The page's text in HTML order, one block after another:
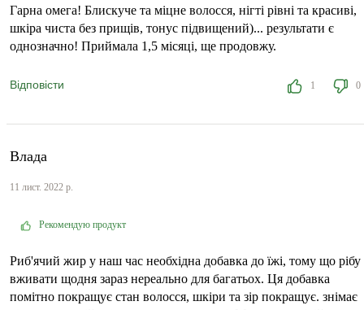
Гарна омега! Блискуче та міцне волосся, нігті рівні та красиві,
шкіра чиста без прищів, тонус підвищений)... результати є
однозначно! Приймала 1,5 місяці, ще продовжу.
Відповісти 1 0
Влада
11 лист. 2022 р.
Рекомендую продукт
Риб'ячий жир у наш час необхідна добавка до їжі, тому що рібу
вживати щодня зараз нереально для багатьох. Ця добавка
помітно покращує стан волосся, шкіри та зір покращує. знімає